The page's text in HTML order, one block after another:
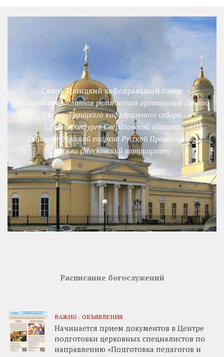
Свято-Троицкий кафедральный собор
Местная православная религиозная организация Приход
Свято-Троицкого кафедрального собора
г.Екатеринбурга Свердловской области
Екатеринбургской епархии Русской Православной
Церкви (Московский патриархат)
Расписание богослужений
ВАЖНО / ОБЪЯВЛЕНИЯ
Начинается прием документов в Центре
подготовки церковных специалистов по
направлению «Подготовка педагогов и